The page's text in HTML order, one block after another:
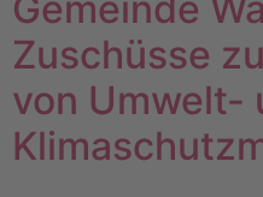
Zuschüsse
von Umwelt-